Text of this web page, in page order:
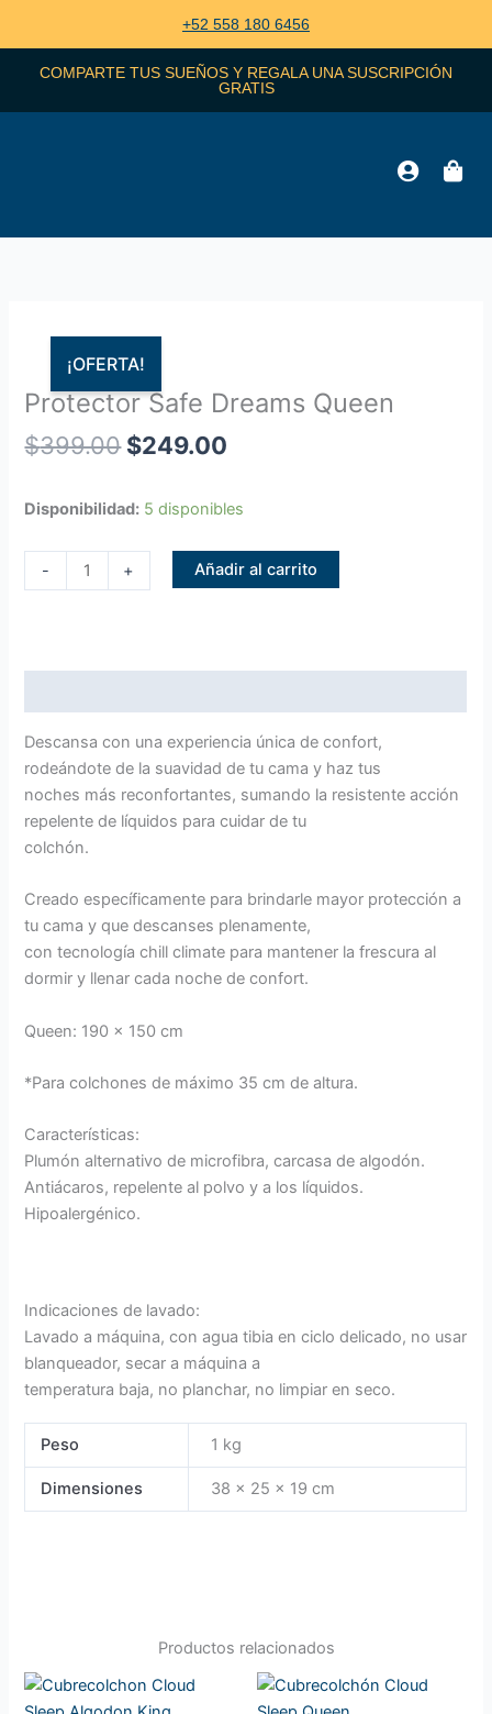
contenido
+52 558 180 6456
COMPARTE TUS SUEÑOS Y REGALA UNA SUSCRIPCIÓN
GRATIS
¡OFERTA!
Protector Safe Dreams Queen
$399.00
original
era:
$399.00.
$249.00
es:
Disponibilidad: 5 disponibles
-
Dreams
Queen
+ Añadir al carrito
Descansa con una experiencia única de confort,
rodeándote de la suavidad de tu cama y haz tus
noches más reconfortantes, sumando la resistente acción
repelente de líquidos para cuidar de tu
colchón.
Creado específicamente para brindarle mayor protección a
tu cama y que descanses plenamente,
con tecnología chill climate para mantener la frescura al
dormir y llenar cada noche de confort.
Queen: 190 x 150 cm
*Para colchones de máximo 35 cm de altura.
Características:
Plumón alternativo de microfibra, carcasa de algodón.
Antiácaros, repelente al polvo y a los líquidos.
Hipoalergénico.
Indicaciones de lavado:
Lavado a máquina, con agua tibia en ciclo delicado, no usar
blanqueador, secar a máquina a
temperatura baja, no planchar, no limpiar en seco.
Peso 1 kg
Dimensiones 38 × 25 × 19 cm
Productos relacionados